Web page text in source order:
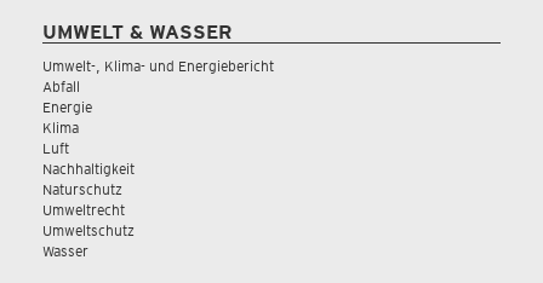
UMWELT & WASSER
Umwelt-, Klima- und Energiebericht
Abfall
Energie
Klima
Luft
Nachhaltigkeit
Naturschutz
Umweltrecht
Umweltschutz
Wasser